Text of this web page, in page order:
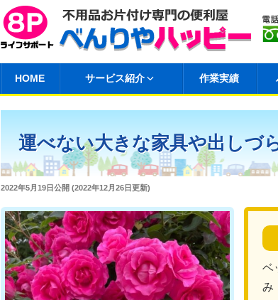
HOME サービス紹介 作業実績
運べない大きな家具や出しづ
投
日:
2022年5月19日公開 (2022年12月26日更新)
ベ
み